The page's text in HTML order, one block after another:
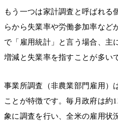
もう一つは家計調査と呼ばれる
らから失業率や労働参加率など
で「雇用統計」と言う場合、主
増減と失業率を指すことが多い
事業所調査（非農業部門雇用）
ことが特徴です。毎月政府は約
象に調査を行い、全米の雇用状